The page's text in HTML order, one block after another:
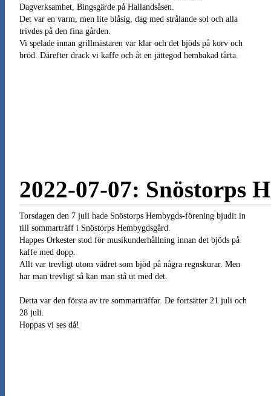
Dagverksamhet, Bingsgärde på Hallandsåsen.
Det var en varm, men lite blåsig, dag med strålande sol och alla
trivdes på den fina gården.
Vi spelade innan grillmästaren var klar och det bjöds på korv och
bröd. Därefter drack vi kaffe och åt en jättegod hembakad tårta.
2022-07-07: Snöstorps
Torsdagen den 7 juli hade Snöstorps Hembygds-förening bjudit in
till sommarträff i Snöstorps Hembygdsgård.
Happes Orkester stod för musikunderhållning innan det bjöds på
kaffe med dopp.
Allt var trevligt utom vädret som bjöd på några regnskurar. Men
har man trevligt så kan man stå ut med det.
Detta var den första av tre sommarträffar. De fortsätter 21 juli och
28 juli.
Hoppas vi ses då!